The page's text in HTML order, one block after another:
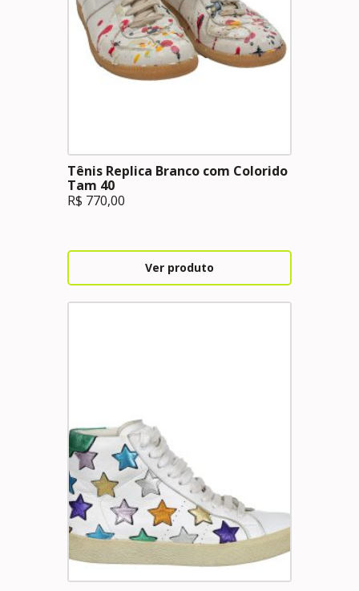
Tênis Replica Branco com Colorido
Tam 40
R$ 770,00
Ver produto